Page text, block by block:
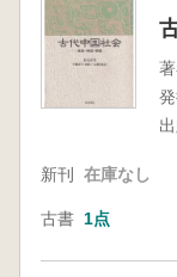
著
新刊 在庫なし
古書 1点